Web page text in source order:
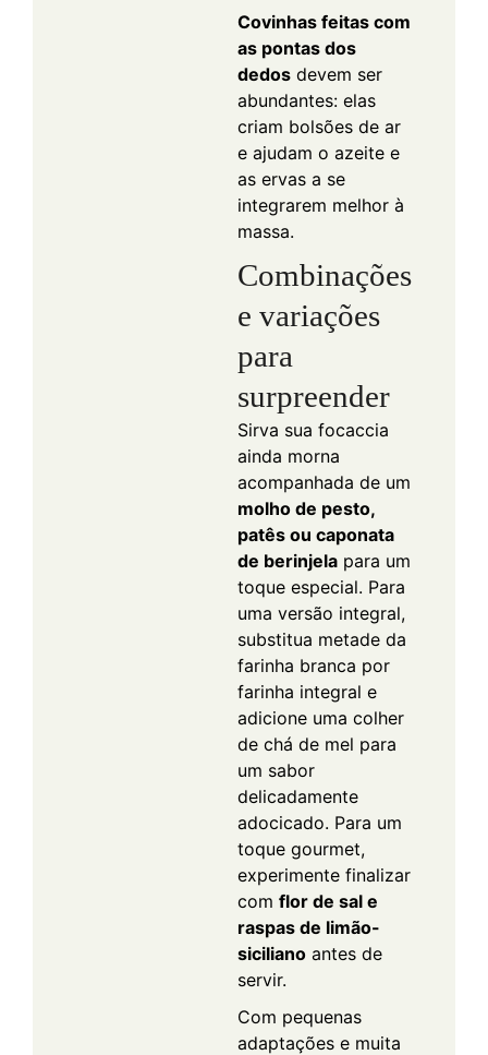
Covinhas feitas com
as pontas dos
dedos devem ser
abundantes: elas
criam bolsões de ar
e ajudam o azeite e
as ervas a se
integrarem melhor à
massa.
Combinações
e variações
para
surpreender
Sirva sua focaccia
ainda morna
acompanhada de um
molho de pesto,
patês ou caponata
de berinjela para um
toque especial. Para
uma versão integral,
substitua metade da
farinha branca por
farinha integral e
adicione uma colher
de chá de mel para
um sabor
delicadamente
adocicado. Para um
toque gourmet,
experimente finalizar
com flor de sal e
raspas de limão-
siciliano antes de
servir.
Com pequenas
adaptações e muita